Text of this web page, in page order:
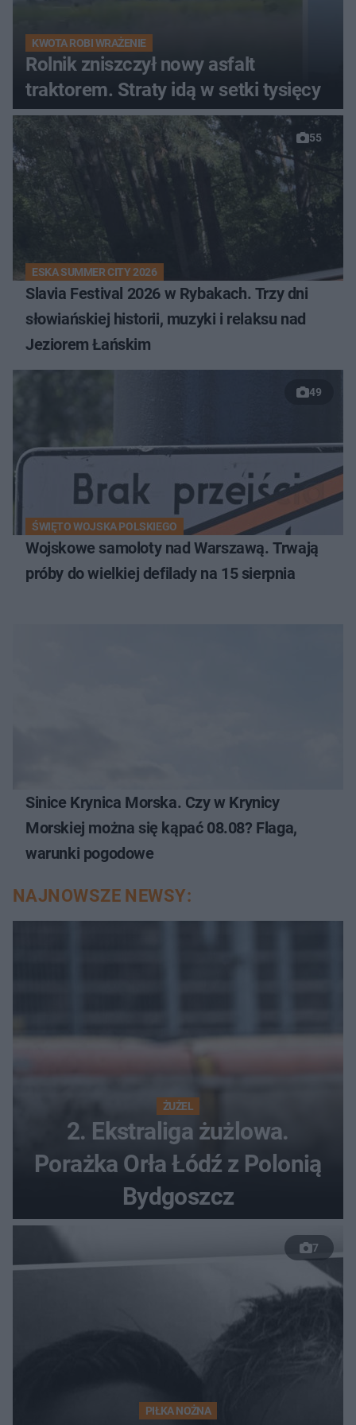
KWOTA ROBI WRAŻENIE
Rolnik zniszczył nowy asfalt
traktorem. Straty idą w setki tysięcy
55
ESKA SUMMER CITY 2026
Slavia Festival 2026 w Rybakach. Trzy dni
słowiańskiej historii, muzyki i relaksu nad
Jeziorem Łańskim
49
ŚWIĘTO WOJSKA POLSKIEGO
Wojskowe samoloty nad Warszawą. Trwają
próby do wielkiej defilady na 15 sierpnia
Sinice Krynica Morska. Czy w Krynicy
Morskiej można się kąpać 08.08? Flaga,
warunki pogodowe
NAJNOWSZE NEWSY:
ŻUŻEL
2. Ekstraliga żużlowa.
Porażka Orła Łódź z Polonią
Bydgoszcz
7
PIŁKA NOŻNA